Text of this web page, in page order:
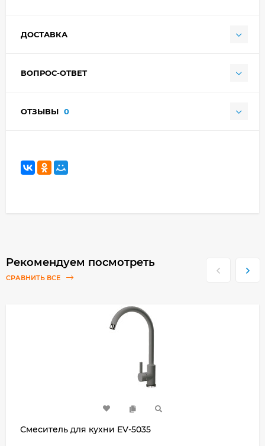
ДОСТАВКА
ВОПРОС-ОТВЕТ
ОТЗЫВЫ 0
Рекомендуем посмотреть
СРАВНИТЬ ВСЕ
Смеситель для кухни EV-5035